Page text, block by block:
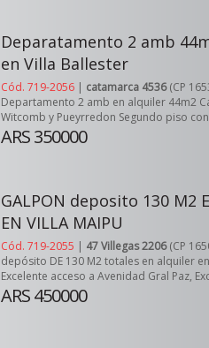
Deparatamento 2 amb
en Villa Ballester
Cód. 719-2056 | catamarca 4536(CP
Departamento 2 amb en alquiler 44m2
Witcomb y Pueyrredon Segundo piso
ARS 350000
GALPON deposito 130 M2
EN VILLA MAIPU
Cód. 719-2055 | 47 Villegas 2206(CP
depósito DE 130 M2 totales en alquiler
Excelente acceso a Avenidad Gral Paz,
ARS 450000